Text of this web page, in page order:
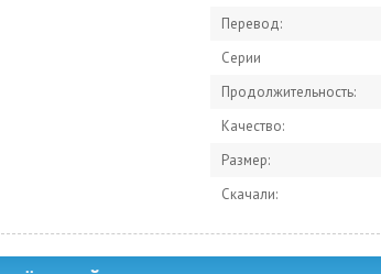
Перевод:
Серии
Продолжительность:
Качество:
Размер:
Скачали: